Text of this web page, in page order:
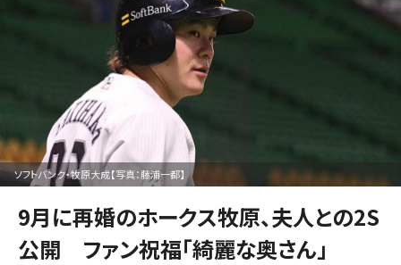
ソフトバンク・牧原大成【写真：藤浦一都】
9月に再婚のホークス牧原、夫人との2S
公開 ファン祝福「綺麗な奥さん」